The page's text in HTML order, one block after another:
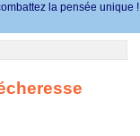
la pensée unique !